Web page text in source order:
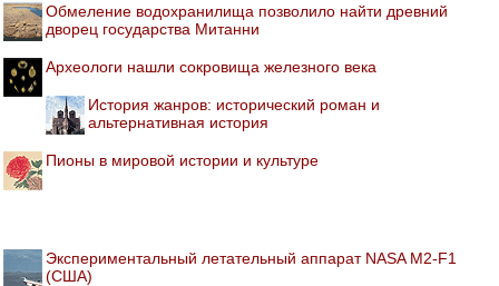
Обмеление водохранилища позволило найти древний
дворец государства Митанни
Археологи нашли сокровища железного века
История жанров: исторический роман и
альтернативная история
Пионы в мировой истории и культуре
Экспериментальный летательный аппарат NASA M2-F1
(США)